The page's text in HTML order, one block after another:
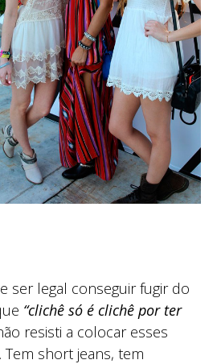
ser legal conseguir fugir do
“clichê só é clichê por ter
resisti a colocar esses
short jeans, tem